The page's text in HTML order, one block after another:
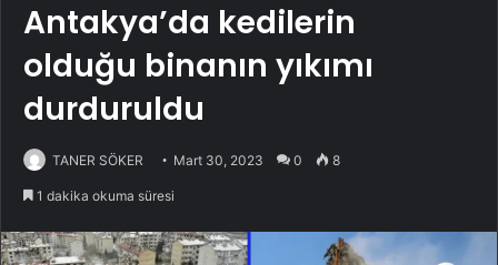
Antakya’da kedilerin
olduğu binanın yıkımı
durduruldu
TANER SÖKER Mart 30, 2023 0 8
1 dakika okuma süresi